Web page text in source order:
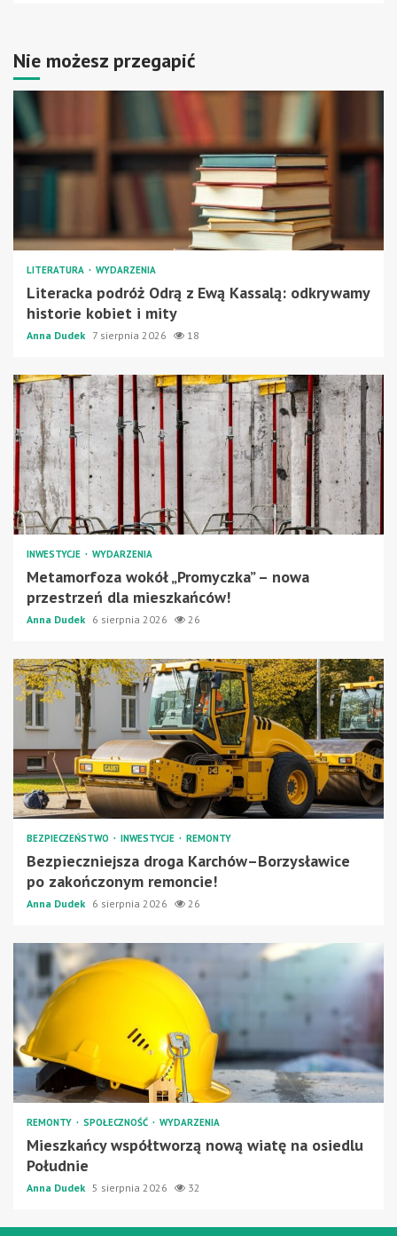
Nie możesz przegapić
LITERATURA WYDARZENIA
Literacka podróż Odrą z Ewą Kassalą: odkrywamy
historie kobiet i mity
Anna Dudek 7 sierpnia 2026 18
INWESTYCJE WYDARZENIA
Metamorfoza wokół „Promyczka” – nowa
przestrzeń dla mieszkańców!
Anna Dudek 6 sierpnia 2026 26
BEZPIECZEŃSTWO INWESTYCJE REMONTY
Bezpieczniejsza droga Karchów–Borzysławice
po zakończonym remoncie!
Anna Dudek 6 sierpnia 2026 26
REMONTY SPOŁECZNOŚĆ WYDARZENIA
Mieszkańcy współtworzą nową wiatę na osiedlu
Południe
Anna Dudek 5 sierpnia 2026 32